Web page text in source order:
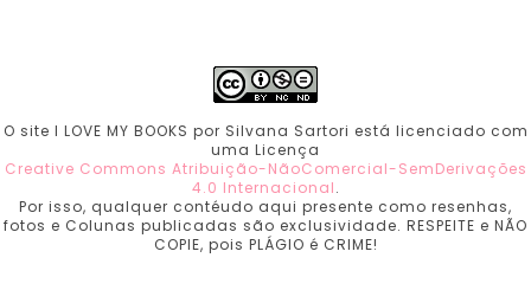
O site I LOVE MY BOOKS por Silvana Sartori está licenciado com
uma Licença
Creative Commons Atribuição-NãoComercial-SemDerivações
4.0 Internacional.
Por isso, qualquer contéudo aqui presente como resenhas,
fotos e Colunas publicadas são exclusividade. RESPEITE e NÃO
COPIE, pois PLÁGIO é CRIME!